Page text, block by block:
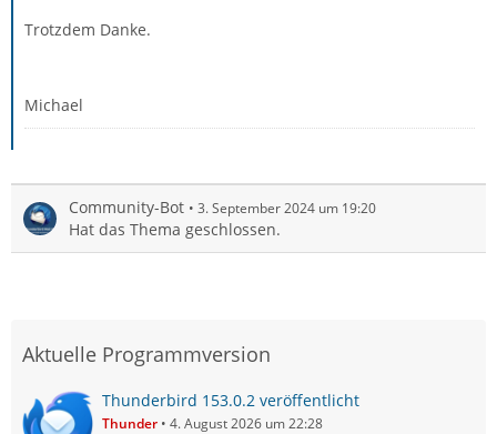
Trotzdem Danke.
Michael
Community-Bot 3. September 2024 um 19:20
Hat das Thema geschlossen.
Aktuelle Programmversion
Thunderbird 153.0.2 veröffentlicht
Thunder 4. August 2026 um 22:28